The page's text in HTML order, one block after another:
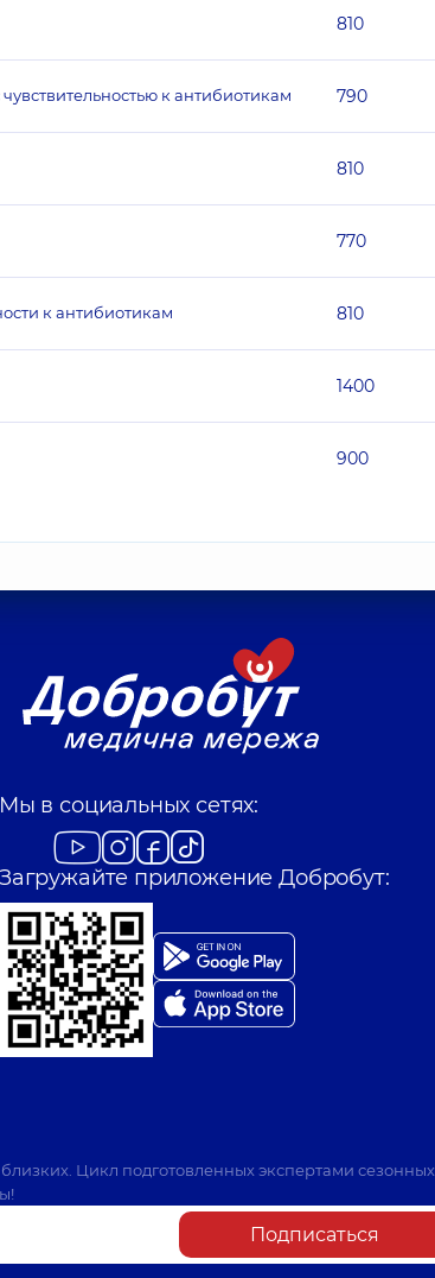
810
к антибиотикам 790
810
770
к антибиотикам 810
1400
900
Мы в социальных сетях:
Загружайте приложение Добробут:
Цикл подготовленных экспертами сезонных
Подписаться